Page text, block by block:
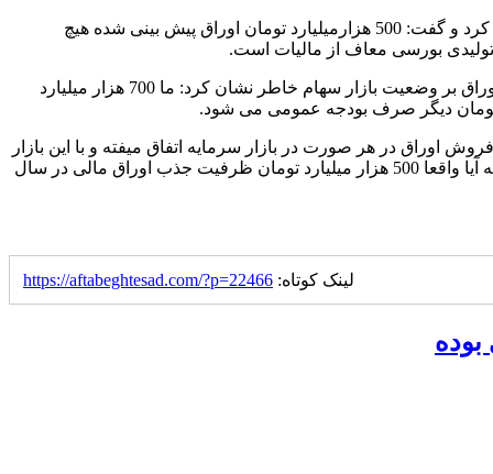
اگرچه سخنگوی ستاد بودجه سازمان برنامه و بودجه در نشستی که به تازگی با اصحاب رسانه داشت، به این دغدغه فعالان بازار سهام اشاره کرد و گفت: 500 هزارمیلیارد تومان اوراق پیش بینی شده هیچ
بورسی معاف از مالیات است.
این در حالی است که بر خلاف اظهارات سخنگوی بودجه، داود منظور، رئیس سابق سازمان برنامه و بودجه نیز با اشاره به تاثیر این حجم از اوراق بر وضعیت بازار سهام خاطر نشان کرد: ما 700 هزار میلیارد
فراموش نکنیم فروش اوراق در هر صورت در بازار سرمایه اتفاق میفته و با این بازار
رقابت میکند. بنابراین میتواند خود به خود در بازار سرمایه تأثیر بگذارد و نرخ سود و نرخ هزینه مالی را افزایش بدهد. لذا باید مطمئن باشیم که آیا واقعا 500 هزار میلیارد تومان ظرفیت جذب اوراق مالی در سال
لینک کوتاه: https://aftabeghtesad.com/?p=22466